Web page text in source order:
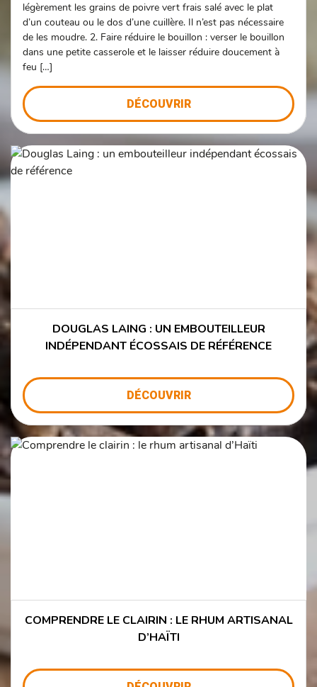
légèrement les grains de poivre vert frais salé avec le plat
d’un couteau ou le dos d’une cuillère. Il n’est pas nécessaire
de les moudre. 2. Faire réduire le bouillon : verser le bouillon
dans une petite casserole et le laisser réduire doucement à
feu […]
DÉCOUVRIR
DOUGLAS LAING : UN EMBOUTEILLEUR
INDÉPENDANT ÉCOSSAIS DE RÉFÉRENCE
DÉCOUVRIR
COMPRENDRE LE CLAIRIN : LE RHUM ARTISANAL
D’HAÏTI